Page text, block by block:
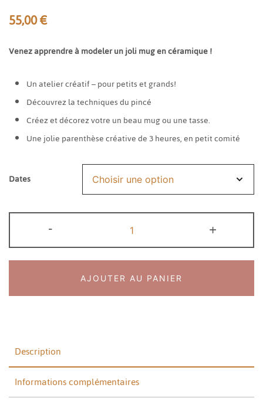
55,00€
Venez apprendre à modeler un joli mug en céramique !
Un atelier créatif – pour petits et grands!
Découvrez la techniques du pincé
Créez et décorez votre un beau mug ou une tasse.
Une jolie parenthèse créative de 3 heures, en petit comité
Dates
-
de
Atelier
-
Le
+
AJOUTER AU PANIER
Description
Informations complémentaires